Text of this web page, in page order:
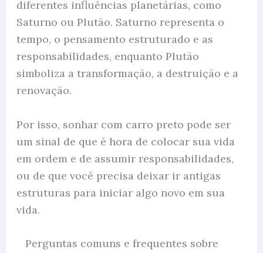
diferentes influências planetárias, como
Saturno ou Plutão. Saturno representa o
tempo, o pensamento estruturado e as
responsabilidades, enquanto Plutão
simboliza a transformação, a destruição e a
renovação.
Por isso, sonhar com carro preto pode ser
um sinal de que é hora de colocar sua vida
em ordem e de assumir responsabilidades,
ou de que você precisa deixar ir antigas
estruturas para iniciar algo novo em sua
vida.
Perguntas comuns e frequentes sobre